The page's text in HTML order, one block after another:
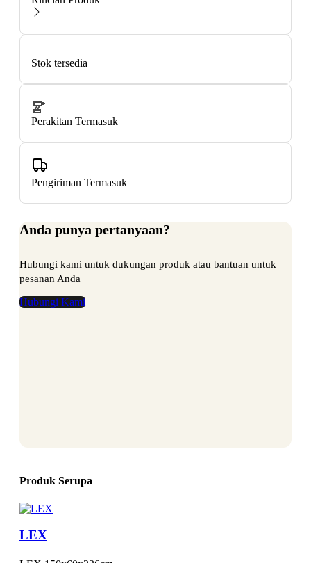
Stok tersedia
Perakitan Termasuk
Pengiriman Termasuk
Anda punya pertanyaan?
Hubungi kami untuk dukungan produk atau bantuan untuk
pesanan Anda
Hubungi Kami
Produk Serupa
LEX